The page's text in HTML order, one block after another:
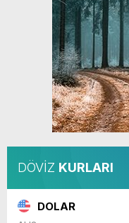
DÖVİZ KURLARI
DOLAR